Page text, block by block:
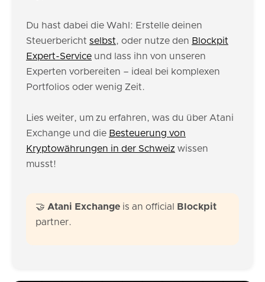
Du hast dabei die Wahl: Erstelle deinen
Steuerbericht selbst, oder nutze den Blockpit
Expert-Service und lass ihn von unseren
Experten vorbereiten – ideal bei komplexen
Portfolios oder wenig Zeit.
Lies weiter, um zu erfahren, was du über Atani
Exchange und die Besteuerung von
Kryptowährungen in der Schweiz wissen
musst!
🤝 Atani Exchange is an official
Blockpit
partner.